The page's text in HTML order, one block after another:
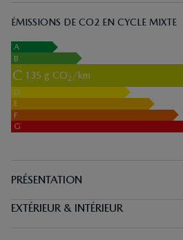
ÉMISSIONS DE CO2 EN CYCLE MIXTE
A
B
C 135 g CO2/km
D
E
F
G
PRÉSENTATION
EXTÉRIEUR & INTÉRIEUR